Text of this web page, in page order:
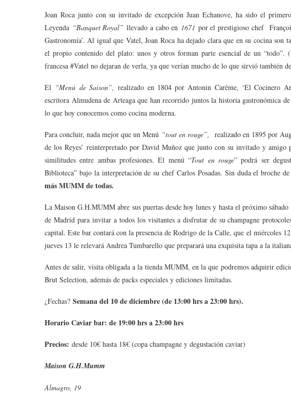
Joan Roca junto con su invitado de excepción Juan Echanove, ha sido el
Leyenda “Banquet Royal”llevado a cabo en 1671 por el prestigioso chef
Gastronomía’. Al igual que Vatel, Joan Roca ha dejado clara que en su cocina
el propio contenido del plato: unos y otros forman parte esencial de un “todo”.
francesa #Vatel no dejaran de verla, ya que verían mucho de lo que sirvió también
El “Menú de Saison”,realizado en 1804 por Antonin Carême, ‘El Cocinero
escritora Almudena de Arteaga que han recorrido juntos la historia
lo que hoy conocemos como cocina moderna.
Para concluir, nada mejor que un Menú “tout en rouge”,
realizado en 1895 por
de los Reyes’ reinterpretado por David Muñoz que junto con su invitado y amigo
similitudes entre ambas profesiones. El menú “Tout en rouge” podrá ser
Biblioteca” bajo la interpretación de su chef Carlos Posadas. Sin duda el broche
más MUMM de todas.
La Maison G.H.MUMM abre sus puertas desde hoy lunes y hasta el próximo
de Madrid para invitar a todos los visitantes a disfrutar de su champagne
capital. Este bar contará con la presencia de Rodrigo de la Calle, que el miércoles
jueves 13 le relevará Andrea Tumbarello que preparará una exquisita tapa a la
Antes de salir, visita obligada a la tienda MUMM, en la que podremos adquirir
Brut Selection, además de packs especiales y ediciones limitadas.
¿Fechas? Semana del 10 de diciembre (de 13:00 hrs a 23:00 hrs).
Horario Caviar bar: de 19:00 hrs a 23:00 hrs
Precios: desde 10€ hasta 18€ (copa champagne y degustación caviar)
Maison G.H.Mumm
Almagro, 19